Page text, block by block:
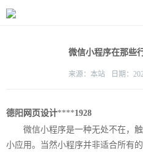
微信小程序在那些
来源： 本站 日期：
德阳 网页设计****1928
微信小程序是一种无处不在，触
小应用。当然小程序并非适合所有